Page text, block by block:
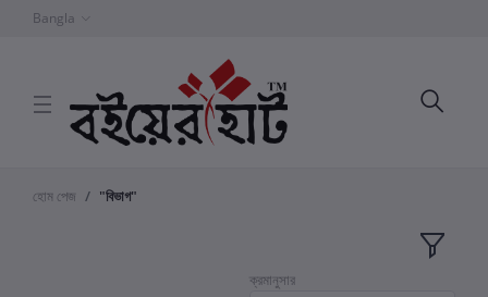
Bangla
হোম পেজ "বিভাগ"
ক্রমানুসার